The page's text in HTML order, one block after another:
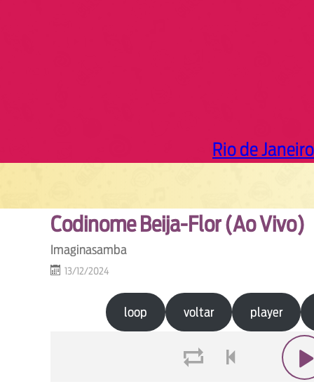
Rio de Janeiro
Codinome Beija-Flor (Ao Vivo)
Imaginasamba
13/12/2024
loop voltar player